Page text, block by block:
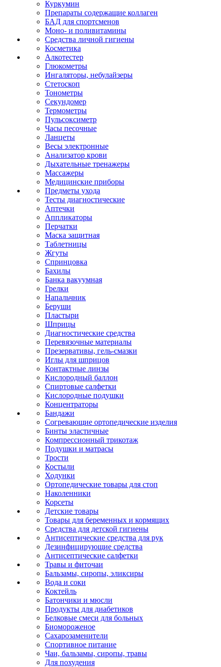
Куркумин
Препараты содержащие коллаген
БАД для спортсменов
Моно- и поливитамины
Средства личной гигиены
Косметика
Алкотестер
Глюкометры
Ингаляторы, небулайзеры
Стетоскоп
Тонометры
Секундомер
Термометры
Пульсоксиметр
Часы песочные
Ланцеты
Весы электронные
Анализатор крови
Дыхательные тренажеры
Массажеры
Медицинские приборы
Предметы ухода
Тесты диагностические
Аптечки
Аппликаторы
Перчатки
Маска защитная
Таблетницы
Жгуты
Спринцовка
Бахилы
Банка вакуумная
Грелки
Напальчник
Беруши
Пластыри
Шприцы
Диагностические средства
Перевязочные материалы
Презервативы, гель-смазки
Иглы для шприцов
Контактные линзы
Кислородный баллон
Спиртовые салфетки
Кислородные подушки
Концентраторы
Бандажи
Согревающие ортопедические изделия
Бинты эластичные
Компрессионный трикотаж
Подушки и матрасы
Трости
Костыли
Ходунки
Ортопедические товары для стоп
Наколенники
Корсеты
Детские товары
Товары для беременных и кормящих
Средства для детской гигиены
Антисептические средства для рук
Дезинфицирующие средства
Антисептические салфетки
Травы и фиточаи
Бальзамы, сиропы, эликсиры
Вода и соки
Коктейль
Батончики и мюсли
Продукты для диабетиков
Белковые смеси для больных
Биомороженое
Сахарозаменители
Спортивное питание
Чаи, бальзамы, сиропы, травы
Для похудения